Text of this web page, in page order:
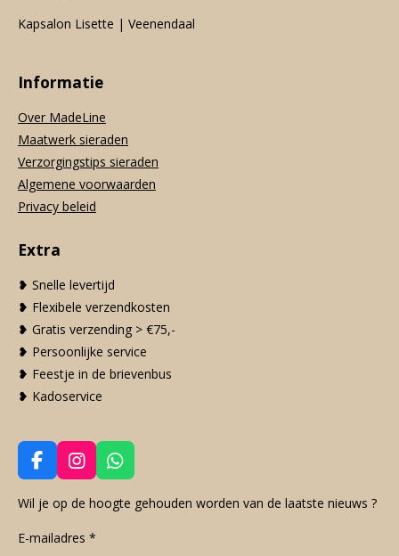
Kapsalon Lisette | Veenendaal
Informatie
Over MadeLine
Maatwerk sieraden
Verzorgingstips sieraden
Algemene voorwaarden
Privacy beleid
Extra
❥ Snelle levertijd
❥ Flexibele verzendkosten
❥ Gratis verzending > €75,-
❥ Persoonlijke service
❥ Feestje in de brievenbus
❥ Kadoservice
F
a
c
b
I
n
s
a
W
h
a
Wil je op de hoogte gehouden worden van de laatste nieuws ?
E-mailadres *